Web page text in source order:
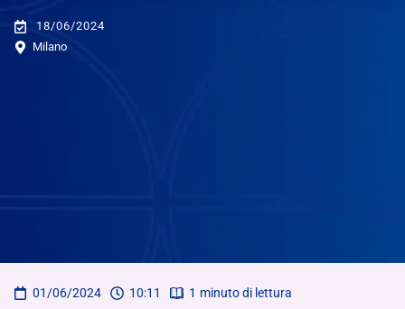
18/06/2024
Milano
01/06/2024 10:11 1 minuto di lettura